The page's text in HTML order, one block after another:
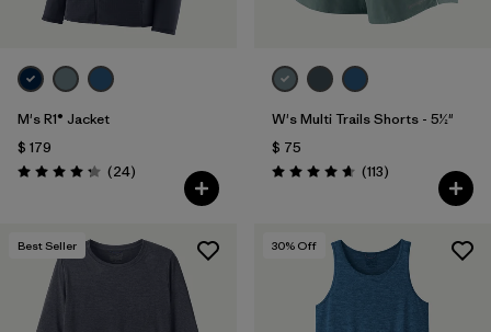
M's R1® Jacket
$ 179
Valoración: 4.3 / 5
(24Comentarios
)
W's Multi Trails Shorts - 5½"
$ 75
Valoración: 4.7 / 5
(113Comentarios
)
Best Seller 30% Off